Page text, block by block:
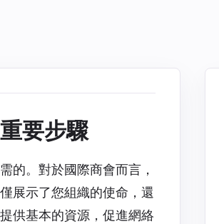
要步驟
的。對於國際商會而言，
展示了您組織的使命，還
供基本的資源，促進網絡